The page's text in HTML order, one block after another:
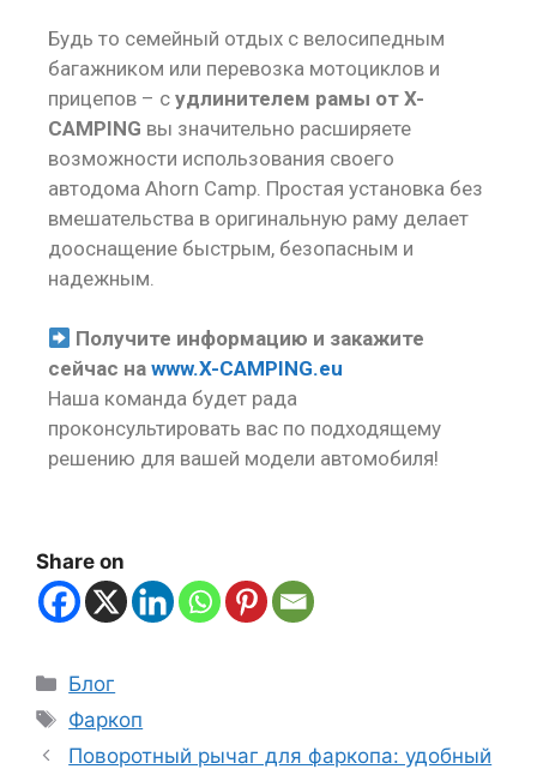
Будь то семейный отдых с велосипедным
багажником или перевозка мотоциклов и
прицепов – с удлинителем рамы от X-
CAMPING вы значительно расширяете
возможности использования своего
автодома Ahorn Camp. Простая установка без
вмешательства в оригинальную раму делает
дооснащение быстрым, безопасным и
надежным.
Получите информацию и закажите
сейчас на www.X-CAMPING.eu
Наша команда будет рада
проконсультировать вас по подходящему
решению для вашей модели автомобиля!
Share on
Блог
Фаркоп
Поворотный рычаг для фаркопа: удобный